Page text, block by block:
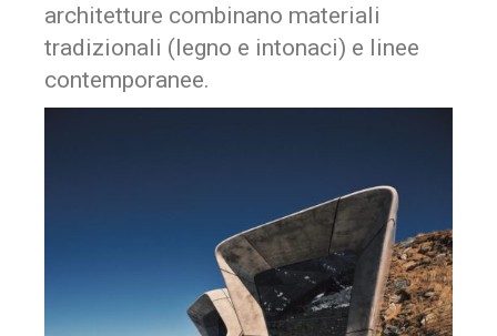
architetture combinano materiali
tradizionali (legno e intonaci) e linee
contemporanee.